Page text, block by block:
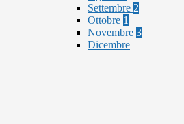
Settembre 2
Ottobre 1
Novembre 3
Dicembre